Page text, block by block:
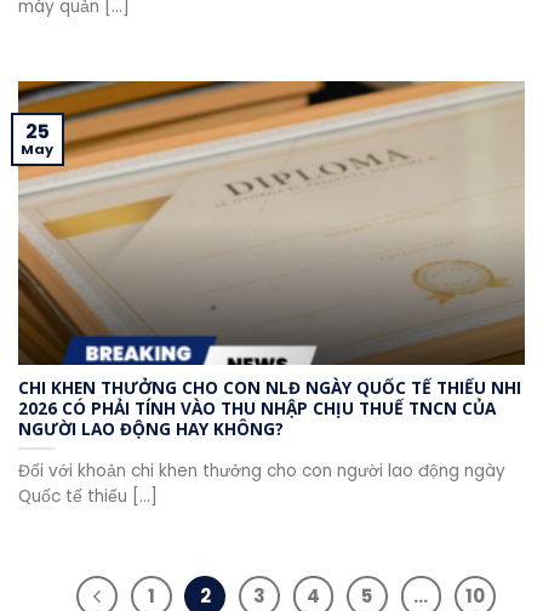
máy quản [...]
CHI KHEN THƯỞNG CHO CON NLĐ NGÀY QUỐC TẾ THIẾU NHI
2026 CÓ PHẢI TÍNH VÀO THU NHẬP CHỊU THUẾ TNCN CỦA
NGƯỜI LAO ĐỘNG HAY KHÔNG?
Đối với khoản chi khen thưởng cho con người lao động ngày
Quốc tế thiếu [...]
25
May
1 2 3 4 5 … 10